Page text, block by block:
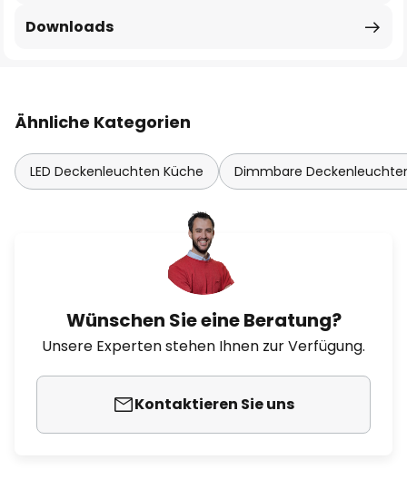
Downloads
Ähnliche Kategorien
LED Deckenleuchten Küche Dimmbare
Wünschen Sie eine Beratung?
Unsere Experten stehen Ihnen zur Verfügung.
Kontaktieren Sie uns